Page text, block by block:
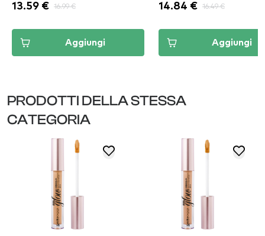
13.59 € 16.99 €
Aggiungi
14.84 € 16.49 €
Aggiungi
PRODOTTI DELLA STESSA
CATEGORIA